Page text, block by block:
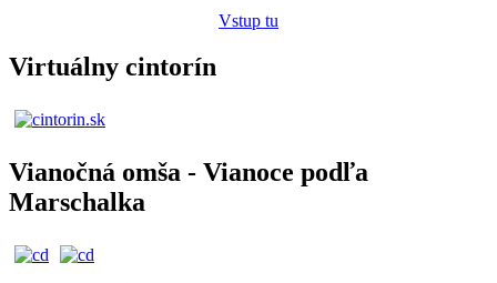
Vstup tu
Virtuálny cintorín
Vianočná omša - Vianoce podľa
Marschalka